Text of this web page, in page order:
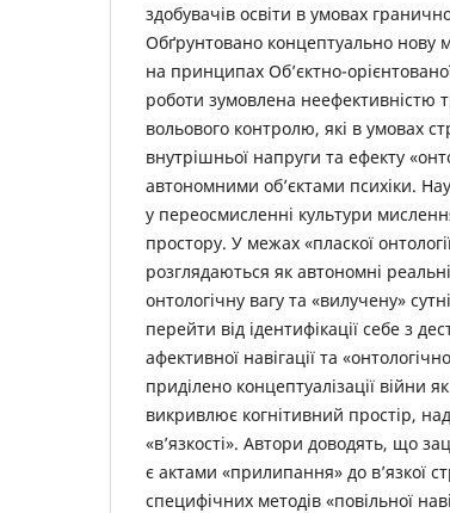
здобувачів освіти в умовах
Обґрунтовано концептуально нову
на принципах Об’єктно-
роботи зумовлена неефективністю
вольового контролю, які в умовах
внутрішньої напруги та ефекту
автономними об’єктами психіки.
у переосмисленні культури
простору. У межах «пласкої
розглядаються як автономні
онтологічну вагу та «вилучену»
перейти від ідентифікації себе з
афективної навігації та
приділено концептуалізації війни
викривлює когнітивний простір,
«в’язкості». Автори доводять, що
є актами «прилипання» до в’язкої
специфічних методів «повільної